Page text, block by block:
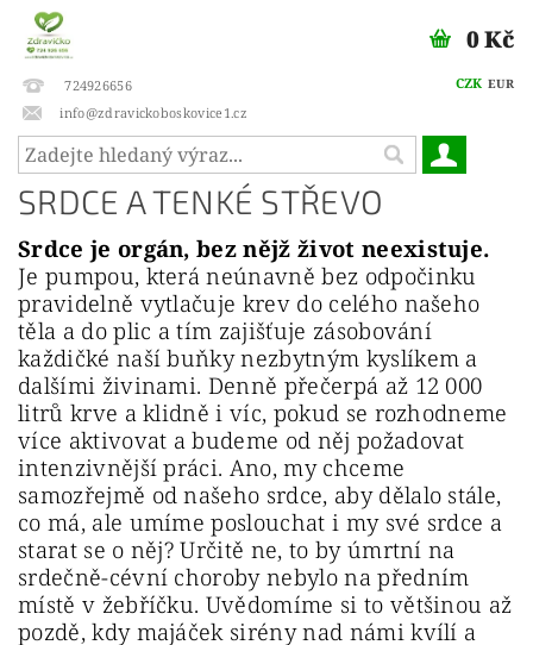
724926656
info@zdravickoboskovice1.cz
CZK EUR
0 Kč
SRDCE A TENKÉ STŘEVO
Srdce je orgán, bez nějž život neexistuje.
Je pumpou, která neúnavně bez odpočinku
pravidelně vytlačuje krev do celého našeho
těla a do plic a tím zajišťuje zásobování
každičké naší buňky nezbytným kyslíkem a
dalšími živinami. Denně přečerpá až 12 000
litrů krve a klidně i víc, pokud se rozhodneme
více aktivovat a budeme od něj požadovat
intenzivnější práci. Ano, my chceme
samozřejmě od našeho srdce, aby dělalo stále,
co má, ale umíme poslouchat i my své srdce a
starat se o něj? Určitě ne, to by úmrtní na
srdečně-cévní choroby nebylo na předním
místě v žebříčku. Uvědomíme si to většinou až
pozdě, kdy majáček sirény nad námi kvílí a